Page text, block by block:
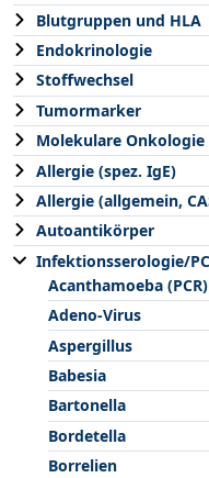
Blutgruppen und HLA
Endokrinologie
Stoffwechsel
Tumormarker
Molekulare Onkologie
Allergie (spez. IgE)
Allergie (allgemein,
Autoantikörper
Infektionsserologie/
Acanthamoeba (PCR)
Adeno-Virus
Aspergillus
Babesia
Bartonella
Bordetella
Borrelien